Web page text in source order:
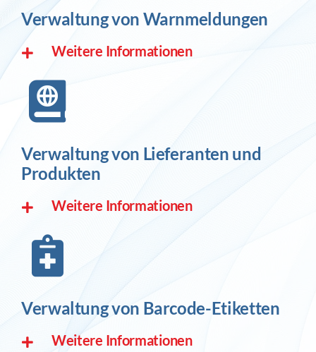
Verwaltung von Warnmeldungen
Weitere Informationen
Verwaltung von Lieferanten und
Produkten
Weitere Informationen
Verwaltung von Barcode-Etiketten
Weitere Informationen